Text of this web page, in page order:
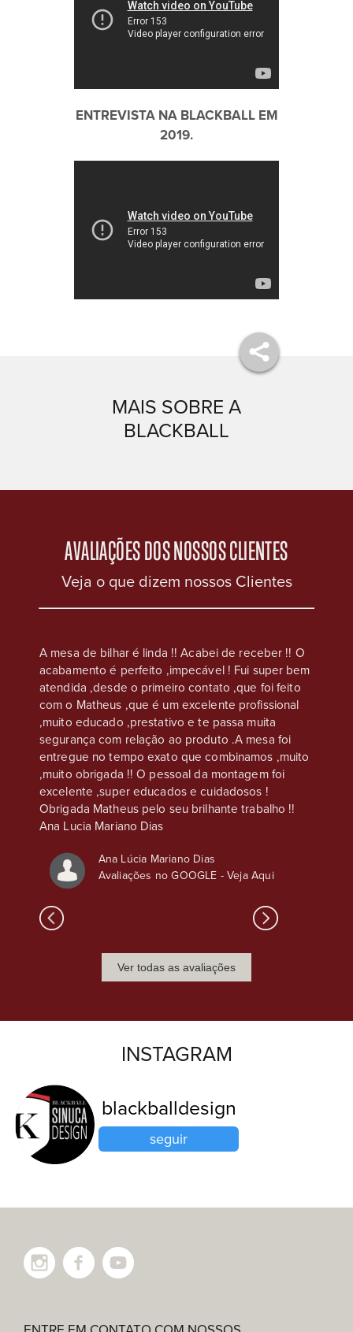
ENTREVISTA NA BLACKBALL EM
2019.
MAIS SOBRE A
BLACKBALL
AVALIAÇÕES DOS NOSSOS CLIENTES
Veja o que dizem nossos Clientes
A mesa de bilhar é linda !! Acabei de receber !! O
acabamento é perfeito ,impecável ! Fui super bem
atendida ,desde o primeiro contato ,que foi feito
com o Matheus ,que é um excelente profissional
,muito educado ,prestativo e te passa muita
segurança com relação ao produto .A mesa foi
entregue no tempo exato que combinamos ,muito
,muito obrigada !! O pessoal da montagem foi
excelente ,super educados e cuidadosos !
Obrigada Matheus pelo seu brilhante trabalho !!
Ana Lucia Mariano Dias
Ana Lúcia Mariano Dias
Avaliações no GOOGLE -Veja Aqui
Ver todas as avaliações
INSTAGRAM
blackballdesign
seguir